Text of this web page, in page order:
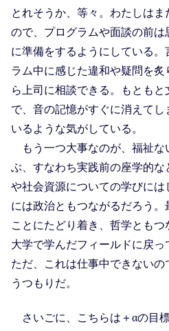
とれそうか、等々。わたしは
ので、プログラムや面談の前
に準備をするようにしている
ラム中に感じた違和や疑問を
ら上司に相談できる。もともと
で、音の記憶がすぐに消えて
いるような気がしている。
もう一つ大事なのが、福祉な
ぶ、すなわち実践前の座学的
や社会資源についての学びには
には政治ともつながるだろう。
ことにたどり着き、哲学とも
大学で学んだフィールドに戻っ
ただ、これは仕事中できない
うつもりだ。
さいごに、こちらは＋αの目標